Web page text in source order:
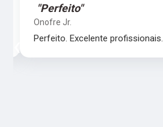
"Perfeito"
Onofre Jr.
Perfeito. Excelente profissionais.
‹